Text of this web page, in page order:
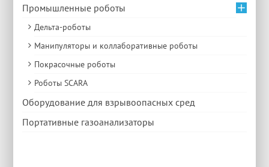
Промышленные роботы
Дельта-роботы
Манипуляторы и коллаборативные роботы
Покрасочные роботы
Роботы SCARA
Оборудование для взрывоопасных сред
Портативные газоанализаторы